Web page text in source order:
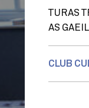
TURAS
AS
CLUB